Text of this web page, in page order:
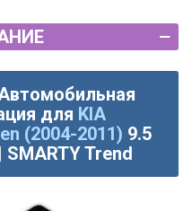
для KIA
(2004-2011) 9.5
SMARTY Trend